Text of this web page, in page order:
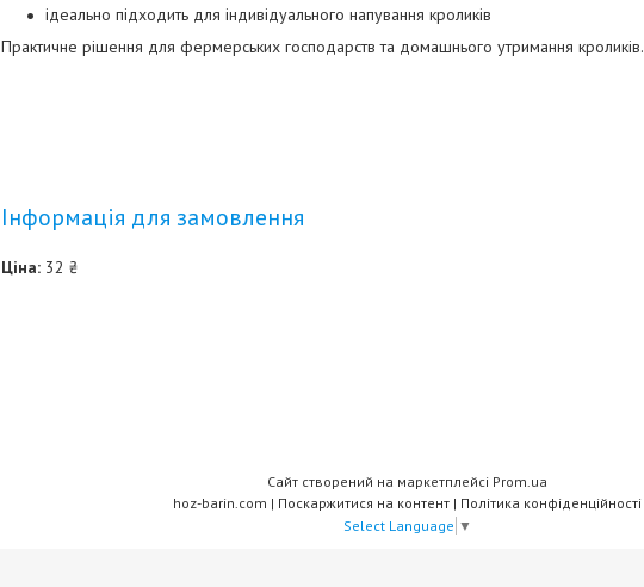
ідеально підходить для індивідуального напування кроликів
Практичне рішення для фермерських господарств та домашнього утримання кроликів.
Інформація для замовлення
Ціна: 32 ₴
Сайт створений на маркетплейсі Prom.ua
hoz-barin.com | Поскаржитися на контент | Політика конфіденційності
Select Language ▼